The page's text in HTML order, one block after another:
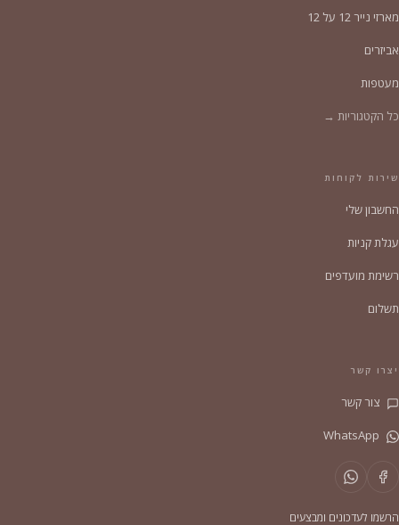
מארזי נייר 12 על 12
אביזרים
מעטפות
כל הקטגוריות →
שירות לקוחות
החשבון שלי
עגלת קניות
רשימת מועדפים
תשלום
יצרו קשר
צור קשר
הרשמו לעדכונים ומבצעים